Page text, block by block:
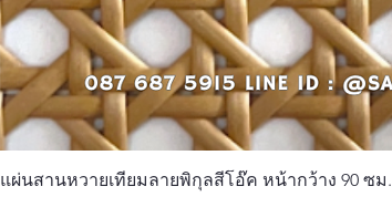
แผ่นสานหวายเทียมลายพิกุลสีโอ๊ค หน้ากว้าง 90 ซม.